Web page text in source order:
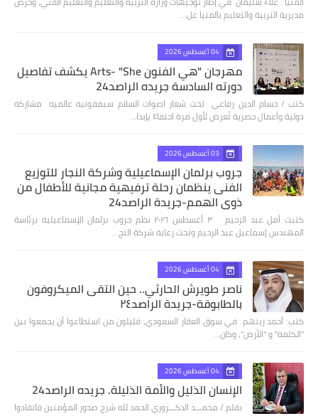
مديرية التربية والتعليم بالمنيا عل…
04 أغسطس 2026
مهرجان "هي الفنون Arts- "She يكشف تفاصيل
دورته السادسة جريده الراصد24
كتب / حسام الدين رفاعي تحت شعار اصوات السلام سيمفونيه عالميه مشاركة
دولية وأعمال حصرية تُعرض لأول مرة احتفاءً بإبدا…
03 أغسطس 2026
جروب برلمان الإسماعيلية وشركة النجار للتوزيع
الفنى ينظمان رحلة ترفيهية مجانية للأطفال من
ذوي الهمم-جريدة الراصد24
كتبت أمل عبد الرحيم ٣ أغسطس ٢٠٢٦ نظم جروب برلمان الإسماعيلية برئاسة
المهندس إسماعيل عبد الرحيم وتحت رعاية شركة النج…
04 أغسطس 2026
ناصر طويرش الحارثي.. حين التقى الميكروفون
بالطابوقة-جريدة الراصد٢٤
كتب: أحمد زينهم في سوق العقار السعودي، قليلون من استطاعوا أن يجمعوا بين
"الكلمة" و "الأرض"، وكان…
04 أغسطس 2026
الإنسان الذليل والأمة الذليلة. جريده الراصد24
بقلم / محمـــد الدكـــروري الحمد لله شرح صدور المؤمنين فانقادوا